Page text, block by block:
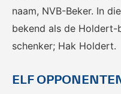
Rinus
naam, NVB-Beker. In
bekend als de Holdert-
schenker; Hak Holdert.
ELF